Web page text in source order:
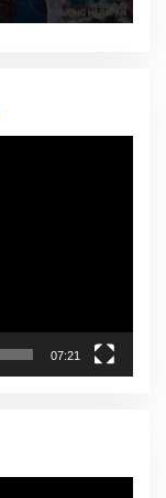
05:08
07:21